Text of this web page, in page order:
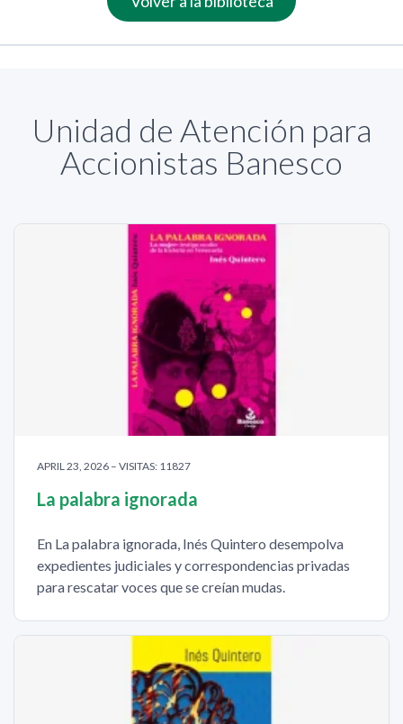
Unidad de Atención para
Accionistas Banesco
APRIL 23, 2026 – VISITAS: 11827
La palabra ignorada
En La palabra ignorada, Inés Quintero desempolva
expedientes judiciales y correspondencias privadas
para rescatar voces que se creían mudas.